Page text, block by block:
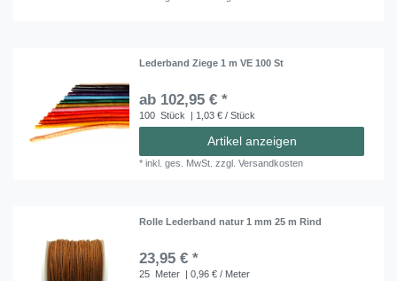
Lederband Ziege 1 m VE 100 St
ab 102,95 € *
100 Stück | 1,03 € / Stück
Artikel anzeigen
*inkl. ges. MwSt. zzgl.Versandkosten
Rolle Lederband natur 1 mm 25 m Rind
23,95 € *
25 Meter | 0,96 € / Meter